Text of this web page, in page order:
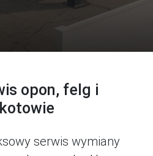
opon, felg i
serwis wymiany